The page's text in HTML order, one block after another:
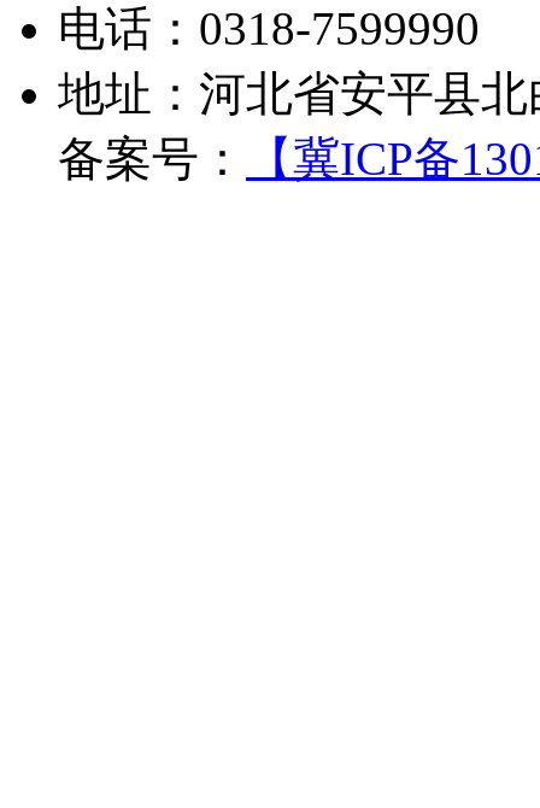
电话：0318-7599990
地址：河北省安平县
备案号：
【冀ICP备